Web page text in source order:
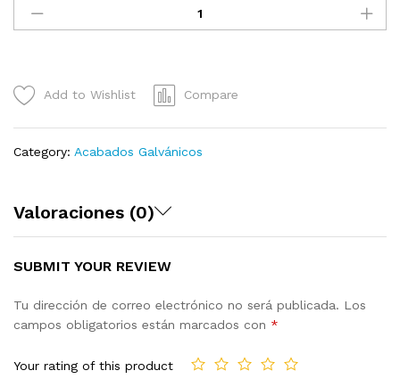
Negro
Satinado
Add to Wishlist Compare
Category: Acabados Galvánicos
Valoraciones (0)
SUBMIT YOUR REVIEW
Tu dirección de correo electrónico no será publicada. Los
campos obligatorios están marcados con *
Your rating of this product